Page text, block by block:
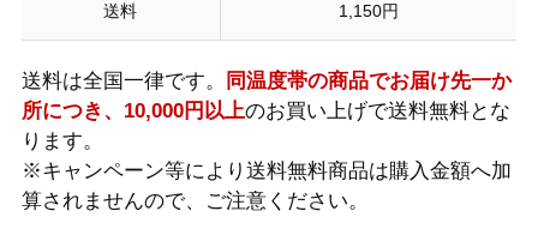
送料 1,150円
送料は全国一律です。
同温度帯の商品でお届け先一か
所につき、10,000円以上のお買い上げで送料無料とな
ります。
※キャンペーン等により送料無料商品は購入金額へ加
算されませんので、ご注意ください。